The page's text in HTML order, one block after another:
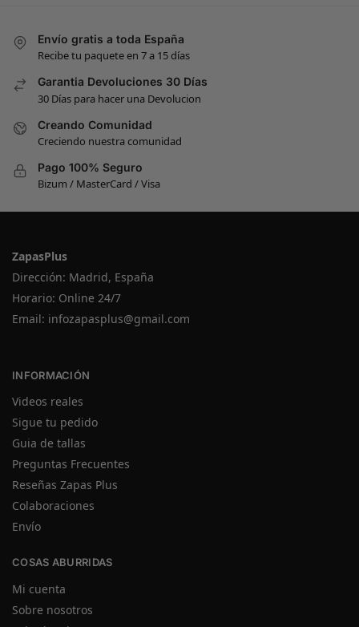
Envío gratis a toda España
Recibe tu paquete en 7 a 15 días
Garantia Devoluciones 30 Días
30 Días para hacer una Devolucion
Creando Comunidad
Creciendo nuestra comunidad
Pago 100% Seguro
Bizum / MasterCard / Visa
ZapasPlus
Dirección: Madrid, España
Horario: Online 24/7
Email: infozapasplus@gmail.com
INFORMACIÓN
Videos reales
Sigue tu pedido
Guia de tallas
Preguntas Frecuentes
Reseñas Zapas Plus
Colaboraciones
Envío
COSAS ABURRIDAS
Mi cuenta
Sobre nosotros